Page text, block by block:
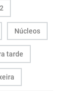
Núcleos
tarde